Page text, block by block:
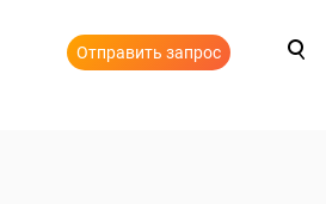
Отправить запрос